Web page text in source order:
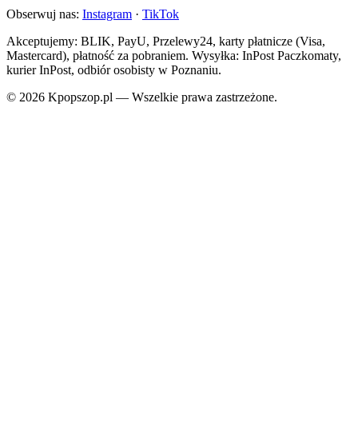
Obserwuj nas: Instagram · TikTok
Akceptujemy: BLIK, PayU, Przelewy24, karty płatnicze (Visa,
Mastercard), płatność za pobraniem. Wysyłka: InPost Paczkomaty,
kurier InPost, odbiór osobisty w Poznaniu.
© 2026 Kpopszop.pl — Wszelkie prawa zastrzeżone.